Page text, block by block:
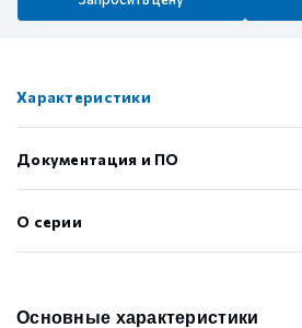
Характеристики
Документация и ПО
О серии
Основные характеристики